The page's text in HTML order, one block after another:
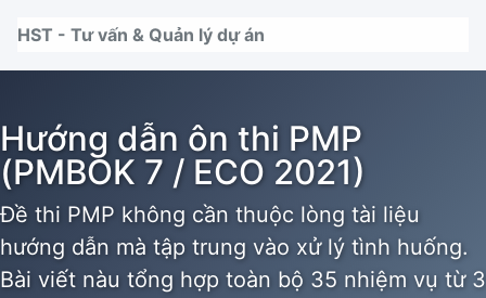
HST - Tư vấn & Quản lý dự án
Hướng dẫn ôn thi PMP
(PMBOK 7 / ECO 2021)
Đề thi PMP không cần thuộc lòng tài liệu
hướng dẫn mà tập trung vào xử lý tình huống.
Bài viết nàu tổng hợp toàn bộ 35 nhiệm vụ từ 3